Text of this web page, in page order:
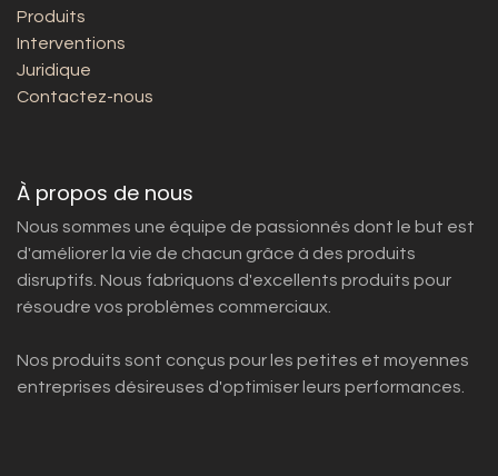
Produits
Interventions
Juridique
Contactez-nous
À propos de nous
Nous sommes une équipe de passionnés dont le but est
d'améliorer la vie de chacun grâce à des produits
disruptifs. Nous fabriquons d'excellents produits pour
résoudre vos problèmes commerciaux.
Nos produits sont conçus pour les petites et moyennes
entreprises désireuses d'optimiser leurs performances.